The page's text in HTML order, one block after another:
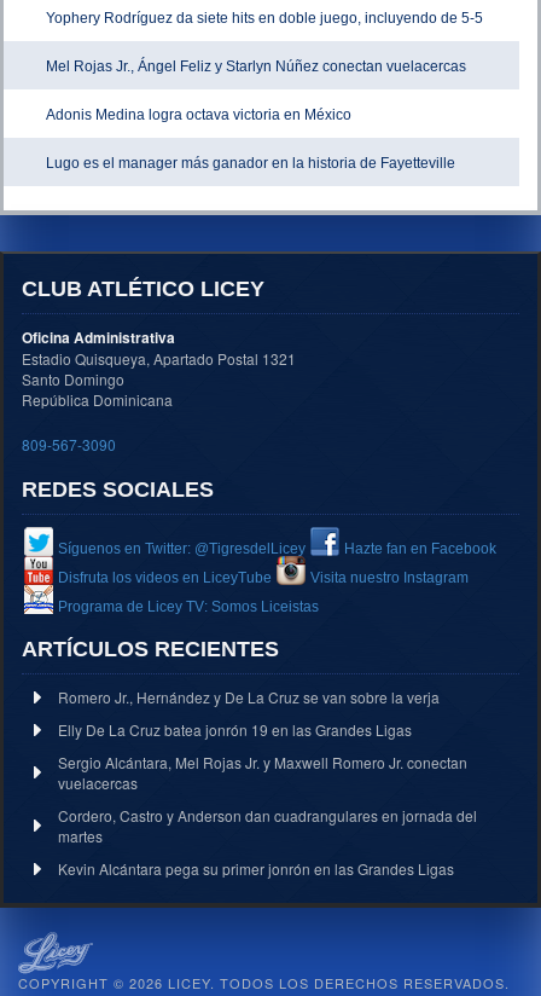
Yophery Rodríguez da siete hits en doble juego, incluyendo de 5-5
Mel Rojas Jr., Ángel Feliz y Starlyn Núñez conectan vuelacercas
Adonis Medina logra octava victoria en México
Lugo es el manager más ganador en la historia de Fayetteville
CLUB ATLÉTICO LICEY
Oficina Administrativa
Estadio Quisqueya, Apartado Postal 1321
Santo Domingo
República Dominicana
809-567-3090
REDES SOCIALES
Síguenos en Twitter: @TigresdelLicey
Hazte fan en Facebook
Disfruta los videos en LiceyTube
Visita nuestro Instagram
Programa de Licey TV: Somos Liceistas
ARTÍCULOS RECIENTES
Romero Jr., Hernández y De La Cruz se van sobre la verja
Elly De La Cruz batea jonrón 19 en las Grandes Ligas
Sergio Alcántara, Mel Rojas Jr. y Maxwell Romero Jr. conectan
vuelacercas
Cordero, Castro y Anderson dan cuadrangulares en jornada del
martes
Kevin Alcántara pega su primer jonrón en las Grandes Ligas
COPYRIGHT © 2026 LICEY. TODOS LOS DERECHOS RESERVADOS.